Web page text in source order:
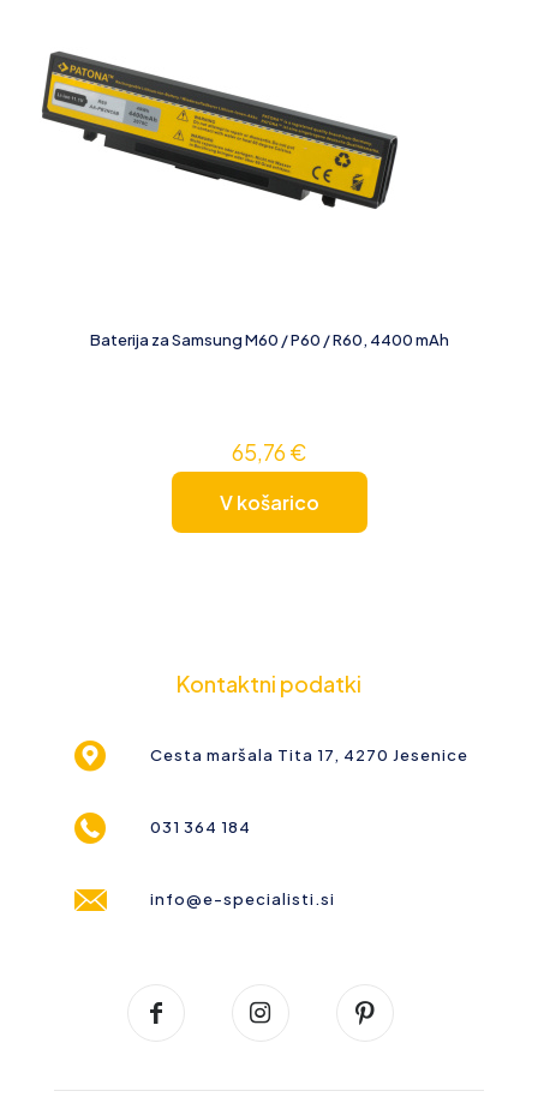
Baterija za Samsung M60 / P60 / R60, 4400 mAh
65,76€
V košarico
Kontaktni podatki
Cesta maršala Tita 17, 4270 Jesenice
031 364 184
info@e-specialisti.si